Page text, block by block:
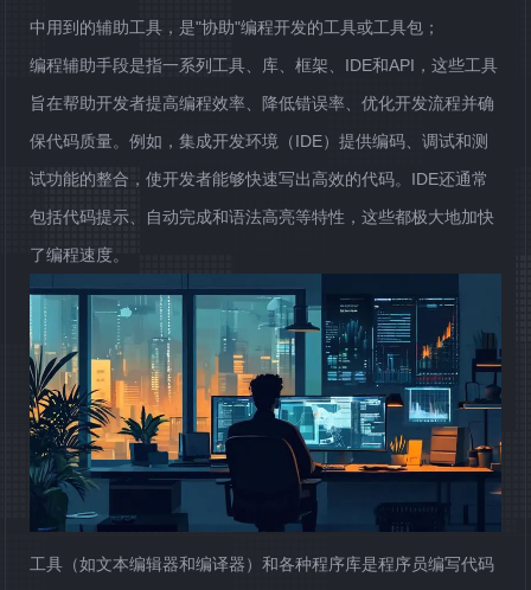
中用到的辅助工具，是"协助"编程开发的工具或工具包；
编程辅助手段是指一系列工具、库、框架、IDE和API，这些工具
旨在帮助开发者提高编程效率、降低错误率、优化开发流程并确
保代码质量。例如，集成开发环境（IDE）提供编码、调试和测
试功能的整合，使开发者能够快速写出高效的代码。IDE还通常
包括代码提示、自动完成和语法高亮等特性，这些都极大地加快
了编程速度。
工具（如文本编辑器和编译器）和各种程序库是程序员编写代码